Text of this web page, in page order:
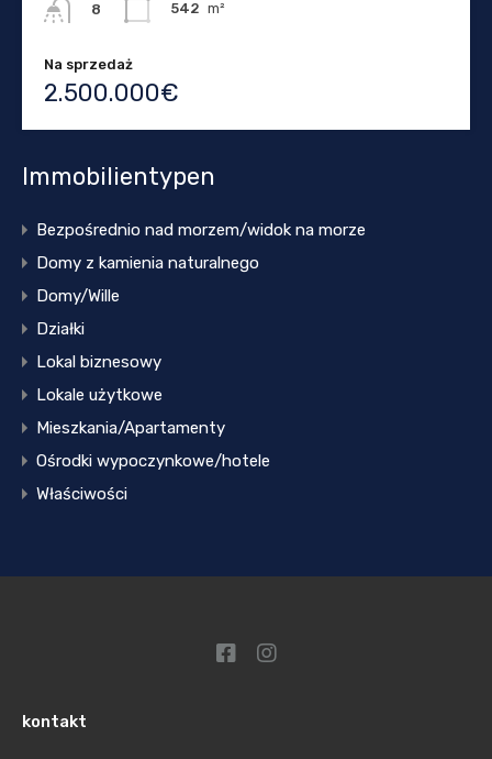
8
542 m²
Na sprzedaż
2.500.000€
Immobilientypen
Bezpośrednio nad morzem/widok na morze
Domy z kamienia naturalnego
Domy/Wille
Działki
Lokal biznesowy
Lokale użytkowe
Mieszkania/Apartamenty
Ośrodki wypoczynkowe/hotele
Właściwości
kontakt